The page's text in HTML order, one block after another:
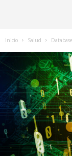
Inicio Salud